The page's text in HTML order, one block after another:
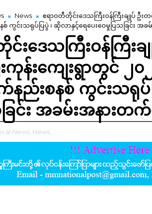
News
ဧရာဝတီတိုင်းဒေသကြီးဝန်ကြီးချုပ် ဦးတ
စ် ကွင်းသရုပ်ပြပွဲ ၊ ဆိုလာနှင့်ရေပေးဝေမှုပြသခြင်း အ
းဒေသကြီးဝန်ကြီးခ
ကုန်းကျေးရွာတွင် ၂
နည်းစနစ် ကွင်းသရုပ်
ြင်း အခမ်းအနားတ
News, News,